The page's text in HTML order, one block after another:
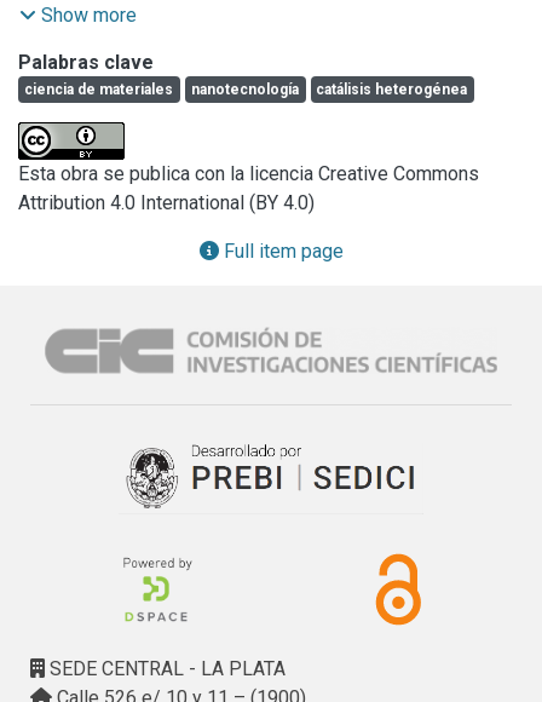
conjuntamente con su caracterización estructural, la
efectos fundamentales que permitan dirigir la preparación
de los catalizadores hacia sistemas más selectivos, en la
síntesis de Fischer-Tropsch (SFT), la preparación y
caracterización de sólidos mesoporosos amino-
funcionalizados y/o cargados con NPs magnéticas, etc. Al
mismo tiempo se exploran las potenciales aplicaciones
tecnológicas de los sistemas preparados, tales como la
capacidad de adsorción de metales pesados desde
matrices acuosas que presentan los sólidos mesoporosos
Show more
Palabras clave
ciencia de materiales nanotecnología catálisis heterogénea
Esta obra se publica con la licencia Creative Commons
Attribution 4.0 International (BY 4.0)
Full item page
SEDE CENTRAL - LA PLATA